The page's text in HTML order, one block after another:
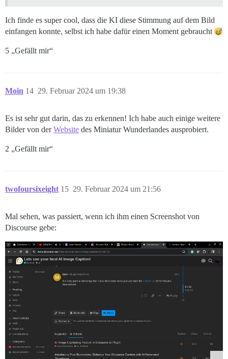
Ich finde es super cool, dass die KI diese Stimmung auf dem Bild
einfangen konnte, selbst ich habe dafür einen Moment gebraucht
5 „Gefällt mir“
Moin 29. Februar 2024 um 19:38
14
Es ist sehr gut darin, das zu erkennen! Ich habe auch einige weitere
Bilder von derWebsite des Miniatur Wunderlandes ausprobiert.
2 „Gefällt mir“
twofoursixeight 29. Februar 2024 um 21:56
15
Mal sehen, was passiert, wenn ich ihm einen Screenshot von
Discourse gebe: